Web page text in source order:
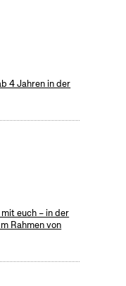
4 Jahren in der
euch – in der
Rahmen von